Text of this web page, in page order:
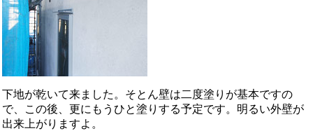
下地が乾いて来ました。そとん壁は二度塗りが基本ですの
で、この後、更にもうひと塗りする予定です。明るい外壁が
出来上がりますよ。